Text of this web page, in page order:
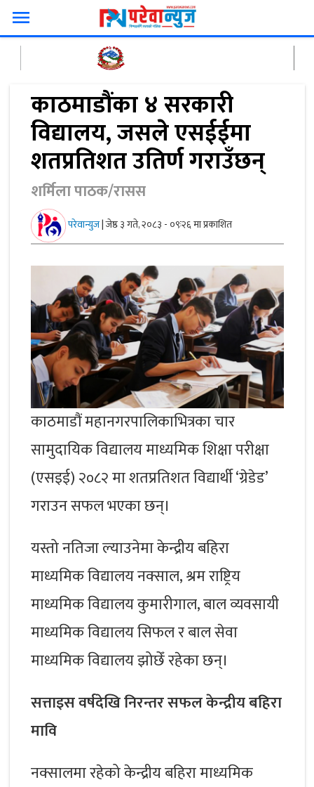
menu
काठमाडौंका ४ सरकारी
विद्यालय, जसले एसईईमा
शतप्रतिशत उतिर्ण गराउँछन्
शर्मिला पाठक/रासस
परेवान्युज|जेष्ठ ३ गते, २०८३ - ०९ः२६ मा प्रकाशित
काठमाडौं महानगरपालिकाभित्रका चार
सामुदायिक विद्यालय माध्यमिक शिक्षा परीक्षा
(एसइई) २०८२ मा शतप्रतिशत विद्यार्थी ‘ग्रेडेड’
गराउन सफल भएका छन्।
यस्तो नतिजा ल्याउनेमा केन्द्रीय बहिरा
माध्यमिक विद्यालय नक्साल, श्रम राष्ट्रिय
माध्यमिक विद्यालय कुमारीगाल, बाल व्यवसायी
माध्यमिक विद्यालय सिफल र बाल सेवा
माध्यमिक विद्यालय झोछेँ रहेका छन्।
सत्ताइस वर्षदेखि निरन्तर सफल केन्द्रीय बहिरा
मावि
नक्सालमा रहेको केन्द्रीय बहिरा माध्यमिक